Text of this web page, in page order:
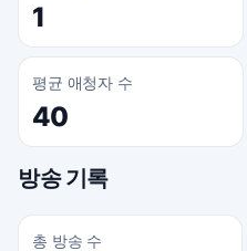
1
평균 애청자 수
40
방송 기록
총 방송 수